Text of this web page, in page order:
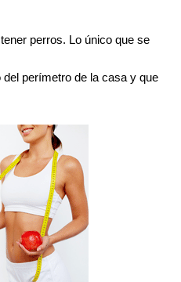
perros. Lo único que se
perímetro de la casa y que